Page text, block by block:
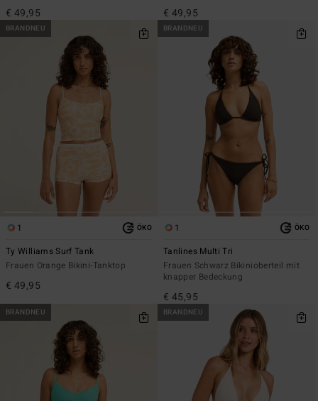
€ 49,95 € 49,95
BRANDNEU
1 ÖKO
Ty Williams Surf Tank
Frauen Orange Bikini-Tanktop
€ 49,95
BRANDNEU
1 ÖKO
Tanlines Multi Tri
Frauen Schwarz Bikinioberteil mit
knapper Bedeckung
€ 45,95
BRANDNEU BRANDNEU